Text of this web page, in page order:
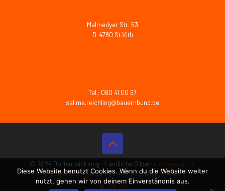
Malmedyer Str. 63
B-4780 St.Vith
Tel.: 080 41 00 67
salima.reichling@bauernbund.be
© 2024 Dorfentwicklung - Ländliche Gilden • Impressum &
Datenschutz•Disclaimer•Webdesign by Indigo
Diese Website benutzt Cookies. Wenn du die Website weiter
nutzt, gehen wir von deinem Einverständnis aus.